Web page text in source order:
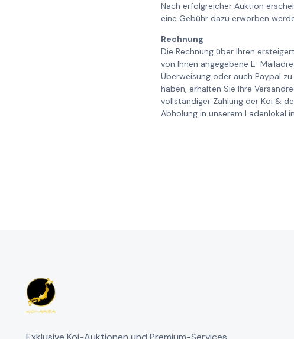
Nach erfolgreicher Auktion
eine Gebühr dazu erworben
Rechnung
Die Rechnung über Ihren
von Ihnen angegebene E-
Überweisung oder auch Paypal
haben, erhalten Sie Ihre
vollständiger Zahlung der Koi &
Abholung in unserem Ladenlokal